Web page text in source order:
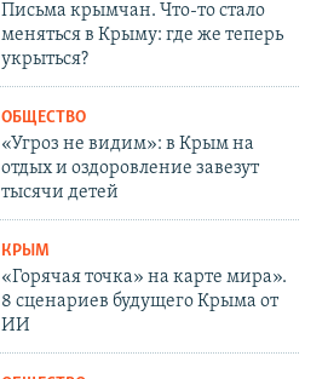
Письма крымчан. Что-то стало
меняться в Крыму: где же теперь
укрыться?
ОБЩЕСТВО
«Угроз не видим»: в Крым на
отдых и оздоровление завезут
тысячи детей
КРЫМ
«Горячая точка» на карте мира».
8 сценариев будущего Крыма от
ИИ